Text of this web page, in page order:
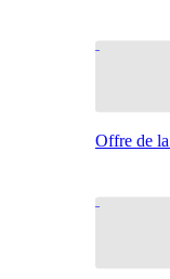
Offre de